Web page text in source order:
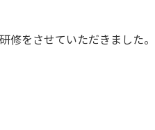
修をさせていただきました。